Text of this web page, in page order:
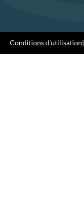
Conditions d'utilisation|